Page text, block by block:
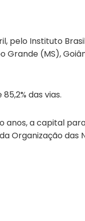
pelo Instituto
(MS),
das vias.
anos, a capital
Organização das